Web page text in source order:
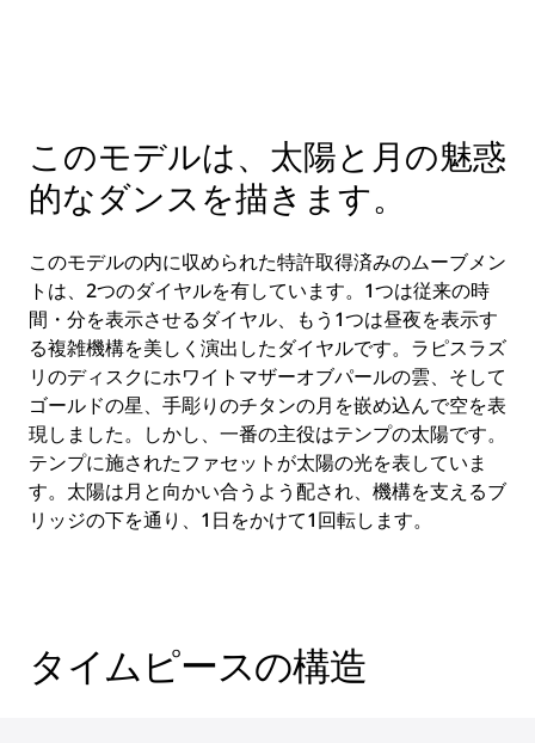
このモデルは、太陽と月の魅惑
的なダンスを描きます。
このモデルの内に収められた特許取得済みのムーブメン
トは、2つのダイヤルを有しています。1つは従来の時
間・分を表示させるダイヤル、もう1つは昼夜を表示す
る複雑機構を美しく演出したダイヤルです。ラピスラズ
リのディスクにホワイトマザーオブパールの雲、そして
ゴールドの星、手彫りのチタンの月を嵌め込んで空を表
現しました。しかし、一番の主役はテンプの太陽です。
テンプに施されたファセットが太陽の光を表していま
す。太陽は月と向かい合うよう配され、機構を支えるブ
リッジの下を通り、1日をかけて1回転します。
タイムピースの構造